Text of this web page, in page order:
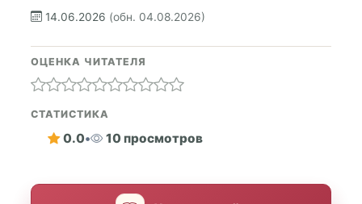
14.06.2026 (обн. 04.08.2026)
ОЦЕНКА ЧИТАТЕЛЯ
СТАТИСТИКА
0.0• 10 просмотров